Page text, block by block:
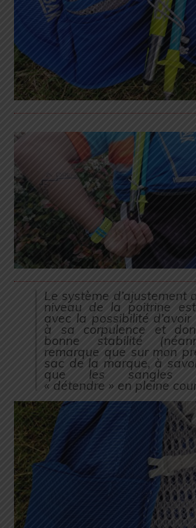
Le système d’ajustement
niveau de la poitrine
avec la possibilité
à sa corpulence et
bonne stabilité (
remarque que sur mon
sac de la marque, à
que les sangles
« détendre » en pleine